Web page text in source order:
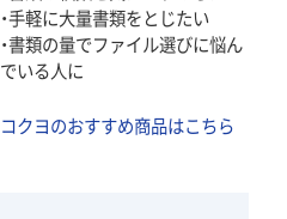
・手軽に大量書類をとじたい
・書類の量でファイル選びに悩ん
でいる人に
コクヨのおすすめ商品はこちら